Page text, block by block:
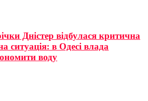
Дністер відбулася критична
ситуація: в Одесі влада
воду